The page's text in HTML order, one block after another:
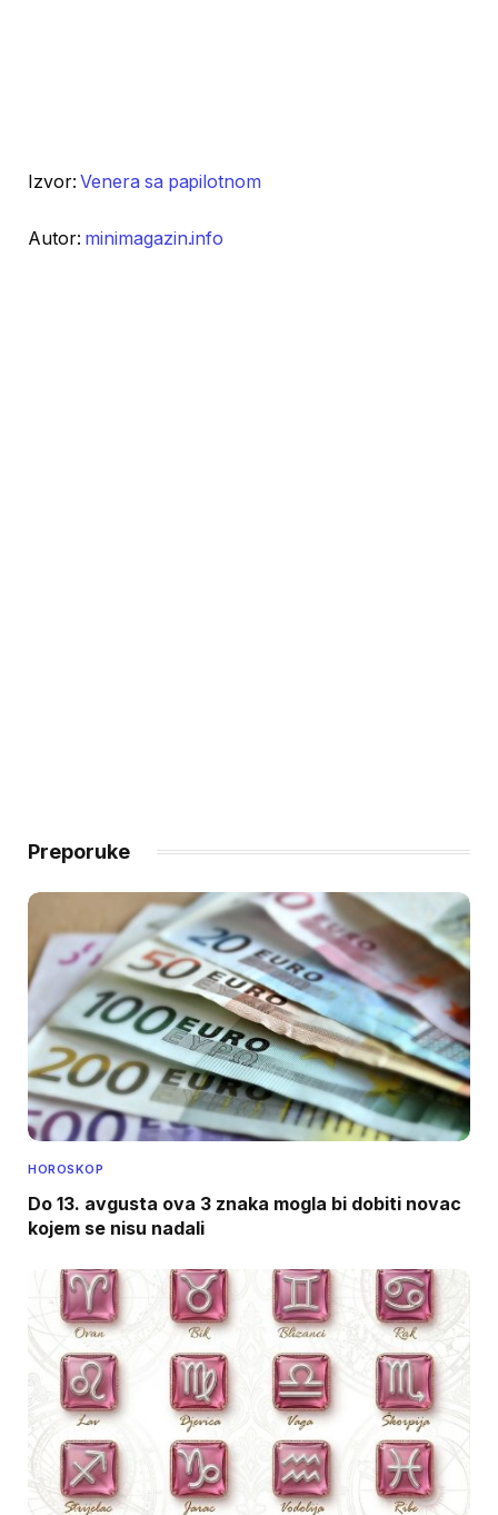
Izvor:Venera sa papilotnom
Autor: minimagazin.info
Preporuke
HOROSKOP
Do 13. avgusta ova 3 znaka mogla bi dobiti novac
kojem se nisu nadali